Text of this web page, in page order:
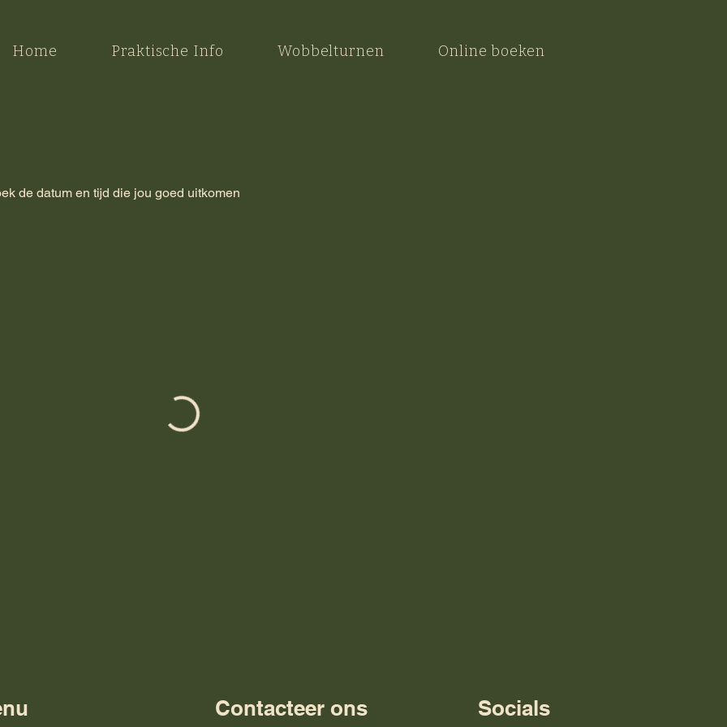
Home Praktische Info Wobbelturnen Online boeken
de datum en tijd die jou goed uitkomen
Contacteer ons Socials